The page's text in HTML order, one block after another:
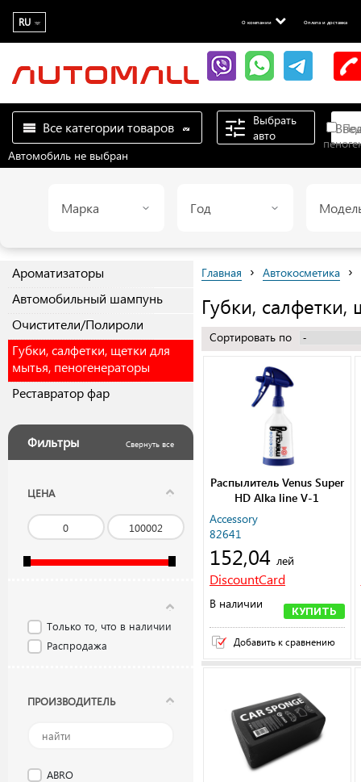
RU О компании Оплата и доставка
Все категории товаров
Выбрать
авто
Автомобиль не выбран
Марка Год
Ароматизаторы
Автомобильный шампунь
Очистители/Полироли
Губки, салфетки, щетки для
мытья, пеногенераторы
Реставратор фар
Фильтры Свернуть все
ЦЕНА
Только то, что в наличии
Распродажа
ПРОИЗВОДИТЕЛЬ
ABRO
Главная › Автокосметика ›
Губки,
Сортировать по
Распылитель Venus Super
HD Alka line V-1
Accessory
82641
152,04 лей
DiscountCard
В наличии
КУПИТЬ
Добавить к сравнению